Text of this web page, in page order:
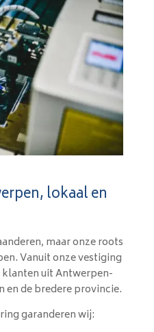
lokaal en
maar onze roots
Vanuit onze vestiging
uit Antwerpen-
en de bredere provincie.
garanderen wij: